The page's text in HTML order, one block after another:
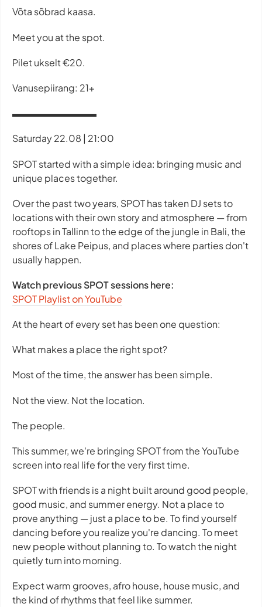
Võta sõbrad kaasa.
Meet you at the spot.
Pilet ukselt €20.
Vanusepiirang: 21+
▬▬▬▬▬▬▬▬▬
Saturday 22.08 | 21:00
SPOT started with a simple idea: bringing music and
unique places together.
Over the past two years, SPOT has taken DJ sets to
locations with their own story and atmosphere — from
rooftops in Tallinn to the edge of the jungle in Bali, the
shores of Lake Peipus, and places where parties don't
usually happen.
Watch previous SPOT sessions here:
SPOT Playlist on YouTube
At the heart of every set has been one question:
What makes a place the right spot?
Most of the time, the answer has been simple.
Not the view. Not the location.
The people.
This summer, we're bringing SPOT from the YouTube
screen into real life for the very first time.
SPOT with friends is a night built around good people,
good music, and summer energy. Not a place to
prove anything — just a place to be. To find yourself
dancing before you realize you're dancing. To meet
new people without planning to. To watch the night
quietly turn into morning.
Expect warm grooves, afro house, house music, and
the kind of rhythms that feel like summer.